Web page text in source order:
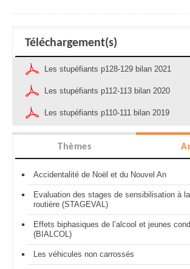
Téléchargement(s)
Les stupéfiants p128-129 bilan 2021
Les stupéfiants p112-113 bilan 2020
Les stupéfiants p110-111 bilan 2019
Thèmes
Accidentalité de Noël et du Nouvel An
Evaluation des stages de sensibilisation à
routière (STAGEVAL)
Effets biphasiques de l’alcool et jeunes
(BIALCOL)
Les véhicules non carrossés